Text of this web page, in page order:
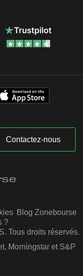
Contactez-nous
Blog Zonebourse
?
Tous droits réservés.
Morningstar et S&P